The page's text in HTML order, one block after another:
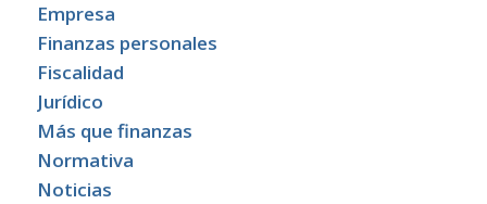
Empresa
Finanzas personales
Fiscalidad
Jurídico
Más que finanzas
Normativa
Noticias